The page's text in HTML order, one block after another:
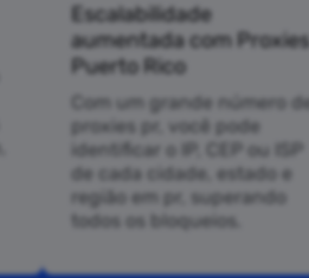
Escalabilidade
aumentada com Proxies
Puerto Rico
Com um grande número
proxies pr, você pode
identificar o IP, CEP ou ISP
de cada cidade, estado e
região em pr, superando
todos os bloqueios.